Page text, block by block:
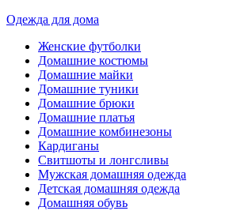
Одежда для дома
Женские футболки
Домашние костюмы
Домашние майки
Домашние туники
Домашние брюки
Домашние платья
Домашние комбинезоны
Кардиганы
Свитшоты и лонгсливы
Мужская домашняя одежда
Детская домашняя одежда
Домашняя обувь